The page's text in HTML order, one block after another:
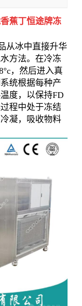
蕉丁恒途牌冻
从冰中直接升华
方法。在冷冻
，然后进入真
统根据每种产
度，以保持FD
程中处于冻结
凝，吸收物料